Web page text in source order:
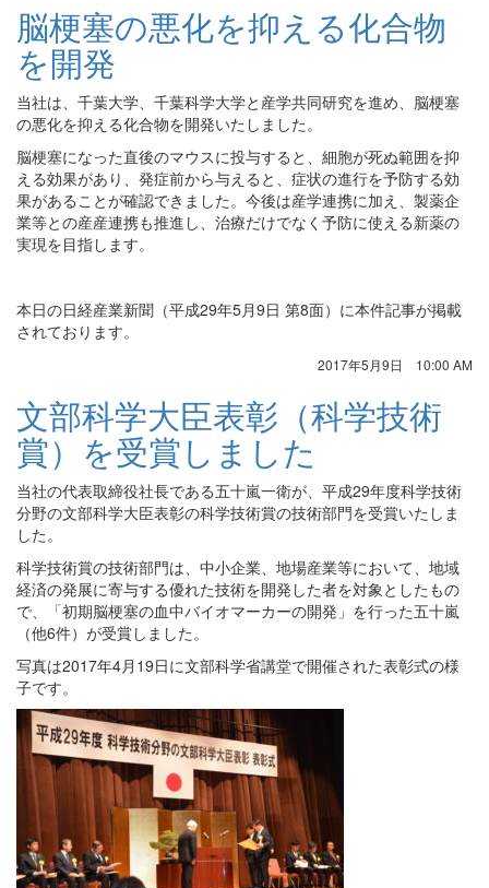
脳梗塞の悪化を抑える化合物
を開発
当社は、千葉大学、千葉科学大学と産学共同研究を進め、脳梗塞
の悪化を抑える化合物を開発いたしました。
脳梗塞になった直後のマウスに投与すると、細胞が死ぬ範囲を抑
える効果があり、発症前から与えると、症状の進行を予防する効
果があることが確認できました。今後は産学連携に加え、製薬企
業等との産産連携も推進し、治療だけでなく予防に使える新薬の
実現を目指します。
本日の日経産業新聞（平成29年5月9日 第8面）に本件記事が掲載
されております。
2017年5月9日 10:00 AM
文部科学大臣表彰（科学技術
賞）を受賞しました
当社の代表取締役社長である五十嵐一衛が、平成29年度科学技術
分野の文部科学大臣表彰の科学技術賞の技術部門を受賞いたしま
した。
科学技術賞の技術部門は、中小企業、地場産業等において、地域
経済の発展に寄与する優れた技術を開発した者を対象としたもの
で、「初期脳梗塞の血中バイオマーカーの開発」を行った五十嵐
（他6件）が受賞しました。
写真は2017年4月19日に文部科学省講堂で開催された表彰式の様
子です。